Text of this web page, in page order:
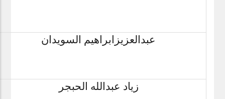
عبدالعزيزابراهيم السويدان
زياد عبدالله الحبجر